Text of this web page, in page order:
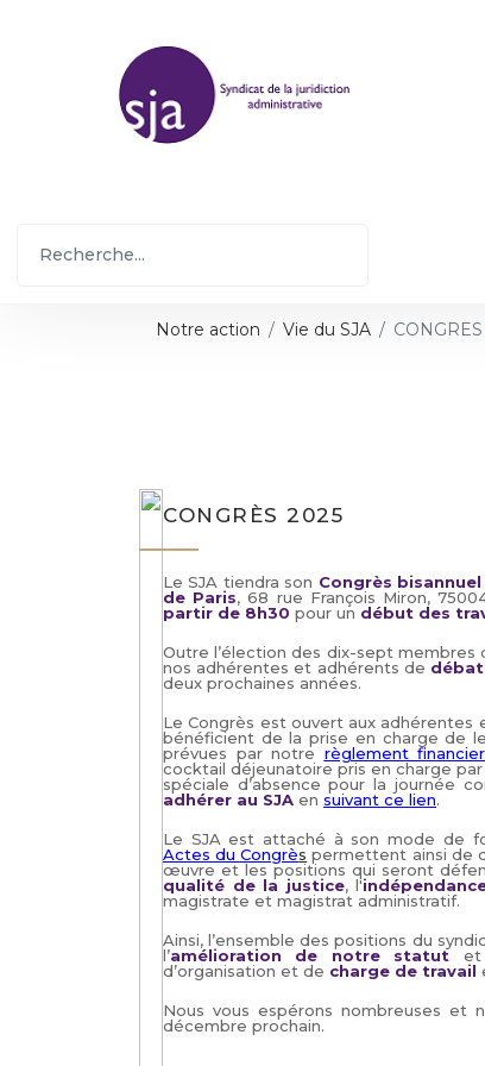
Notre action Vie du SJA
CONGRÈS 2025
Le SJA tiendra son Congrès bisannuel
de Paris, 68 rue François Miron,
partir de 8h30 pour un début des
Outre l’élection des dix-sept membres
nos adhérentes et adhérents de
deux prochaines années.
Le Congrès est ouvert aux adhérentes
bénéficient de la prise en charge de
prévues par notre règlement financier
cocktail déjeunatoire pris en charge
spéciale d’absence pour la journée
adhérer au SJA en suivant ce lien.
Le SJA est attaché à son mode de
Actes du Congrès permettent ainsi de
œuvre et les positions qui seront
qualité de la justice, l'
magistrate et magistrat administratif.
Ainsi, l’ensemble des positions du
l’amélioration de notre statut
d’organisation et de charge de travail
Nous vous espérons nombreuses et
décembre prochain.